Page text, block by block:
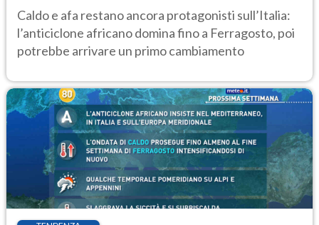
Caldo e afa restano ancora protagonisti sull’Italia:
l’anticiclone africano domina fino a Ferragosto, poi
potrebbe arrivare un primo cambiamento